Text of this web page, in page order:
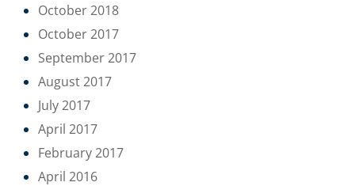
October 2018
October 2017
September 2017
August 2017
July 2017
April 2017
February 2017
April 2016